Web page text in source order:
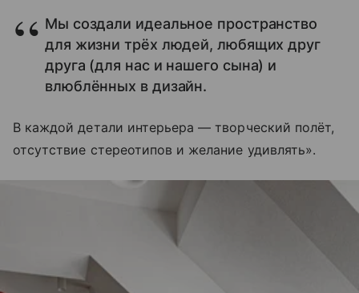
Мы создали идеальное пространство
для жизни трёх людей, любящих друг
друга (для нас и нашего сына) и
влюблённых в дизайн.
В каждой детали интерьера — творческий полёт,
отсутствие стереотипов и желание удивлять».